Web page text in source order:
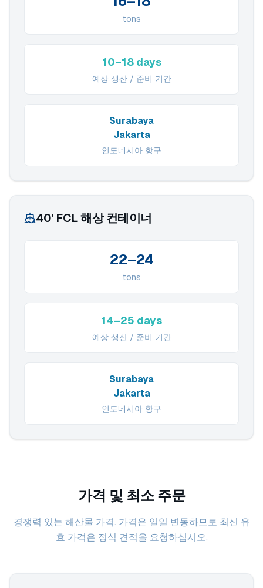
tons
10–18 days
예상 생산 / 준비 기간
Surabaya
Jakarta
인도네시아 항구
40’ FCL 해상 컨테이너
22–24
tons
14–25 days
예상 생산 / 준비 기간
Surabaya
Jakarta
인도네시아 항구
가격 및 최소 주문
경쟁력 있는 해산물 가격. 가격은 일일 변동하므로 최신 유
효 가격은 정식 견적을 요청하십시오.